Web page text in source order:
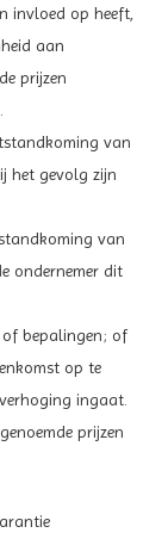
invloed op heeft,
aan
prijzen
van
het gevolg zijn
van
ondernemer dit
of bepalingen; of
op te
ingaat.
prijzen